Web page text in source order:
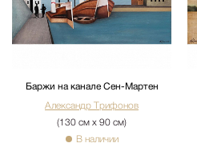
Баржи на канале Сен-Мартен
Александр Трифонов
(130 см х 90 см)
В наличии